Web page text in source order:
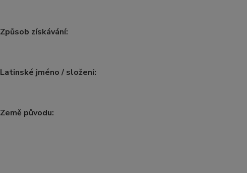
Způsob získávání:
Latinské jméno / složení:
Země původu: